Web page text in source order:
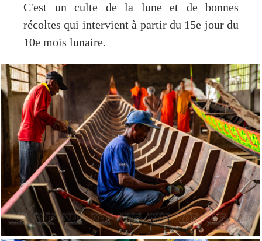
C'est un culte de la lune et de bonnes
récoltes qui intervient à partir du 15e jour du
10e mois lunaire.